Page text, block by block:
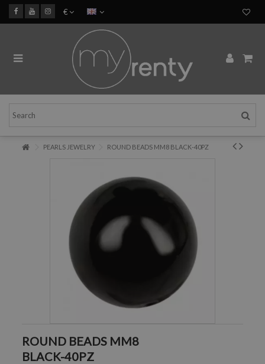
€
PEARLS JEWELRY ROUND BEADS MM8 BLACK-40PZ
ROUND BEADS MM8
BLACK-40PZ